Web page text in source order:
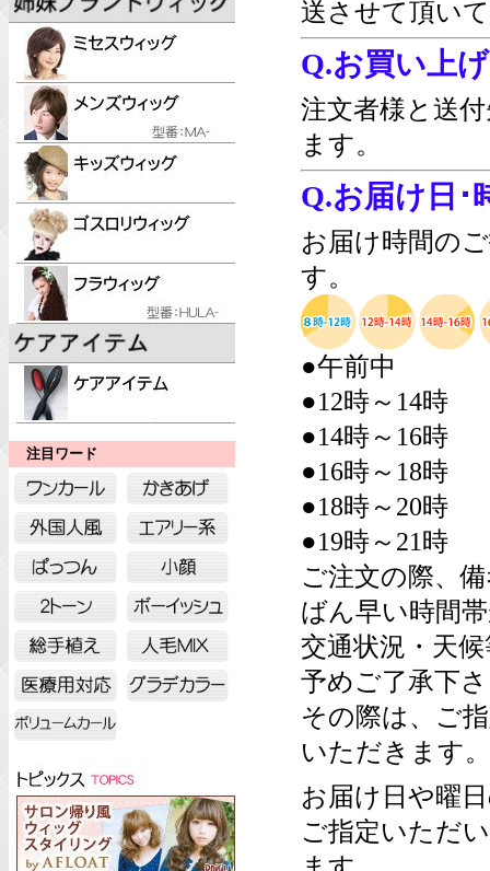
注目ワード
送させて頂い
Q.お買い上
注文者様と送
ます。
Q.お届け日･
お届け時間の
す。
●午前中
●12時～14時
●14時～16時
●16時～18時
●18時～20時
●19時～21時
ご注文の際、
ばん早い時間
交通状況・天
予めご了承下
その際は、ご
いただきます。
お届け日や曜
ご指定いただ